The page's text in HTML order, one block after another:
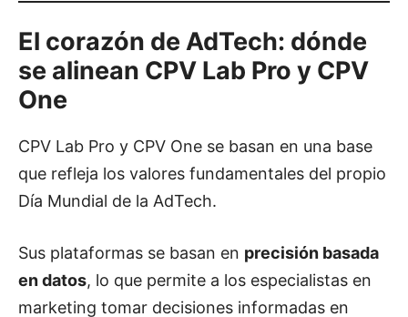
El corazón de AdTech: dónde
se alinean CPV Lab Pro y CPV
One
CPV Lab Pro y CPV One se basan en una base
que refleja los valores fundamentales del propio
Día Mundial de la AdTech.
Sus plataformas se basan en precisión basada
en datos, lo que permite a los especialistas en
marketing tomar decisiones informadas en